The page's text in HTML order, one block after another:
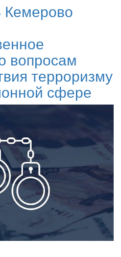
Кемерово
вопросам
терроризму
сфере